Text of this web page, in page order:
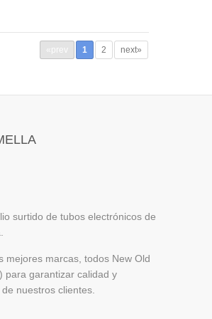
«prev 1 2 next»
surtido de tubos electrónicos de
mejores marcas, todos New Old
para garantizar calidad y
nuestros clientes.